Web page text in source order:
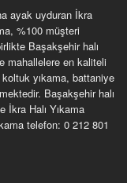
ayak uyduran İkra
%100 müşteri
Başakşehir halı
mahallelere en kaliteli
yıkama, battaniye
Başakşehir halı
İkra Halı Yıkama
telefon: 0 212 801